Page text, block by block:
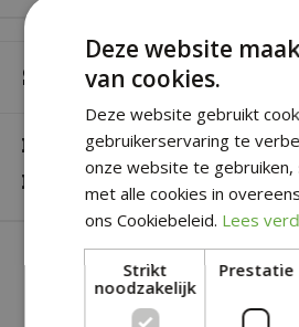
SPECIFICATIES
Kleur
Lengte 30
SOORTGELIJKE
Deze website
van cookies.
Deze website gebruikt
gebruikerservaring te
onze website te gebruiken,
met alle cookies in
ons Cookiebeleid. Lees
Strikt
noodzakelijk
Prestatie